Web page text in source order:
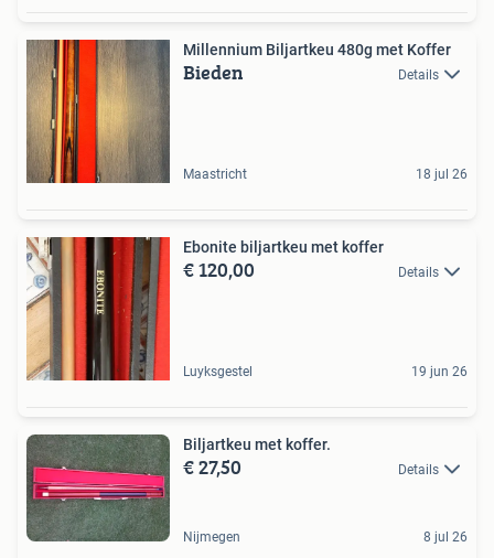
Millennium Biljartkeu 480g met Koffer
Bieden Details
Maastricht 18 jul 26
Ebonite biljartkeu met koffer
€ 120,00 Details
Luyksgestel 19 jun 26
Biljartkeu met koffer.
€ 27,50 Details
Nijmegen 8 jul 26